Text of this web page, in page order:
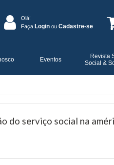
Olá!
Faça Login ou Cadastre-se
Eventos
Revista
Social &
do serviço social na